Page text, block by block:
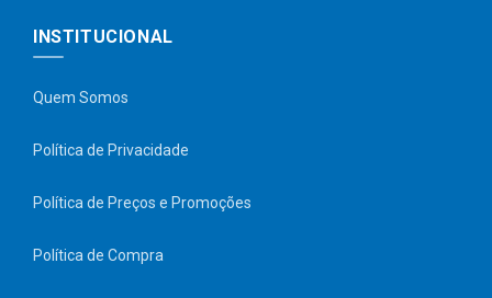
INSTITUCIONAL
Quem Somos
Política de Privacidade
Política de Preços e Promoções
Política de Compra